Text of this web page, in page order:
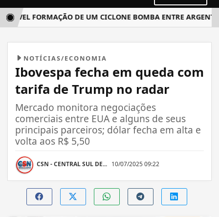
DE UM CICLONE BOMBA ENTRE ARGENTINA,
NOTÍCIAS/ECONOMIA
Ibovespa fecha em queda com
tarifa de Trump no radar
Mercado monitora negociações
comerciais entre EUA e alguns de seus
principais parceiros; dólar fecha em alta e
volta aos R$ 5,50
CSN - CENTRAL SUL DE... 10/07/2025 09:22